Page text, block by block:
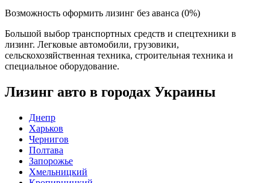
Возможность оформить лизинг без аванса (0%)
Большой выбор транспортных средств и спецтехники в
лизинг. Легковые автомобили, грузовики,
сельскохозяйственная техника, строительная техника и
специальное оборудование.
Лизинг авто в городах Украины
Днепр
Харьков
Чернигов
Полтава
Запорожье
Хмельницкий